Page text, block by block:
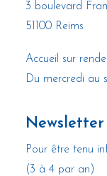
3 boulevard
51100 Reims
Accueil sur
Du mercredi au
Newsletter
Pour être tenu
(3 à 4 par an)